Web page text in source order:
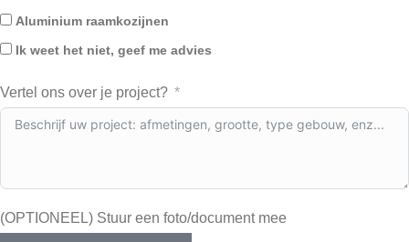
Aluminium raamkozijnen
Ik weet het niet, geef me advies
Vertel ons over je project?
(OPTIONEEL) Stuur een foto/document mee